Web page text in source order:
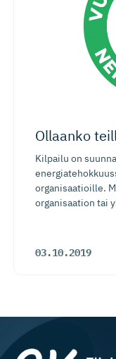
Ollaanko
Kilpailu on
organisaatioille.
organisaation tai
03.10.2019